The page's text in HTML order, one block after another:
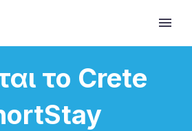
το Crete